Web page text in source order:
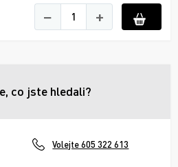
− +
co jste hledali?
Volejte 605 322 613